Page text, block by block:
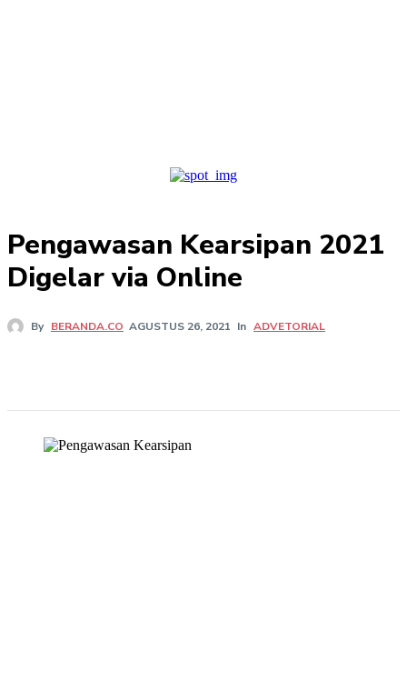
Pengawasan Kearsipan 2021
Digelar via Online
By BERANDA.CO AGUSTUS 26, 2021 In ADVETORIAL